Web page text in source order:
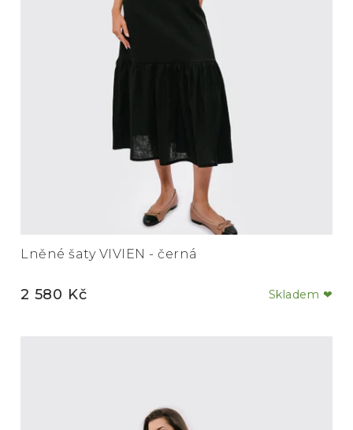
Lněné šaty VIVIEN - černá
Skladem ❤
2 580 Kč